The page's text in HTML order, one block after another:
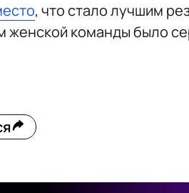
, что стало лучшим
женской команды было